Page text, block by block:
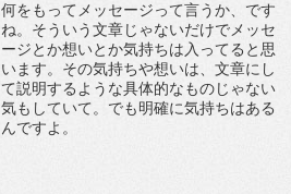
何をもってメッセージって言うか、です
ね。そういう文章じゃないだけでメッセ
ージとか想いとか気持ちは入ってると思
います。その気持ちや想いは、文章にし
て説明するような具体的なものじゃない
気もしていて。でも明確に気持ちはある
んですよ。